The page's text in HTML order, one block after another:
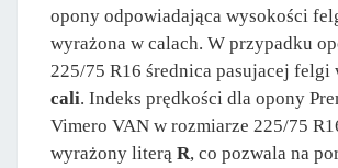
opony odpowiadająca wysokości
wyrażona w calach. W przypadku
225/75 R16 średnica pasujacej felgi
cali. Indeks prędkości dla opony
Vimero VAN w rozmiarze 225/75
wyrażony literą R, co pozwala na